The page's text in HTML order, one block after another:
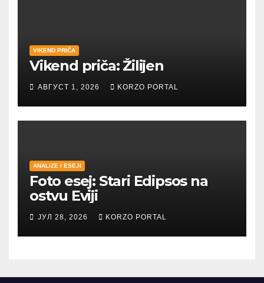
VIKEND PRIČA
Vikend priča: Žilijen
АВГУСТ 1, 2026 KORZO PORTAL
ANALIZE I ESEJI
Foto esej: Stari Edipsos na
ostvu Eviji
ЈУЛ 28, 2026 KORZO PORTAL